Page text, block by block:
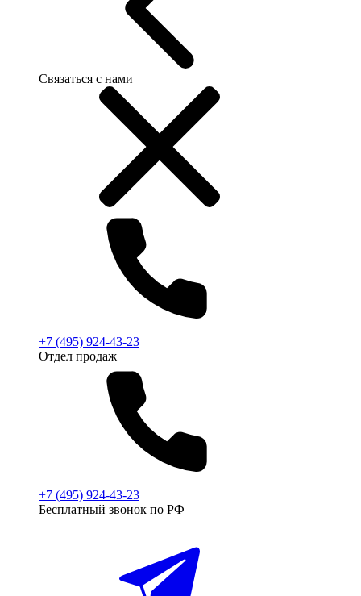
Связаться с нами
+7 (495) 924-43-23
Отдел продаж
+7 (495) 924-43-23
Бесплатный звонок по РФ